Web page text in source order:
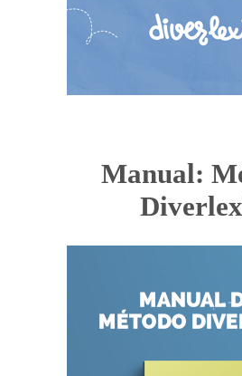
Manual: